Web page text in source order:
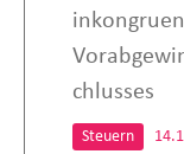
chlusses
Steuern